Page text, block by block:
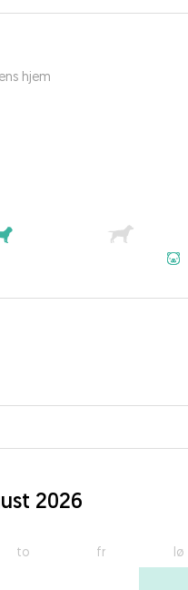
hjem
2026
to fr lø